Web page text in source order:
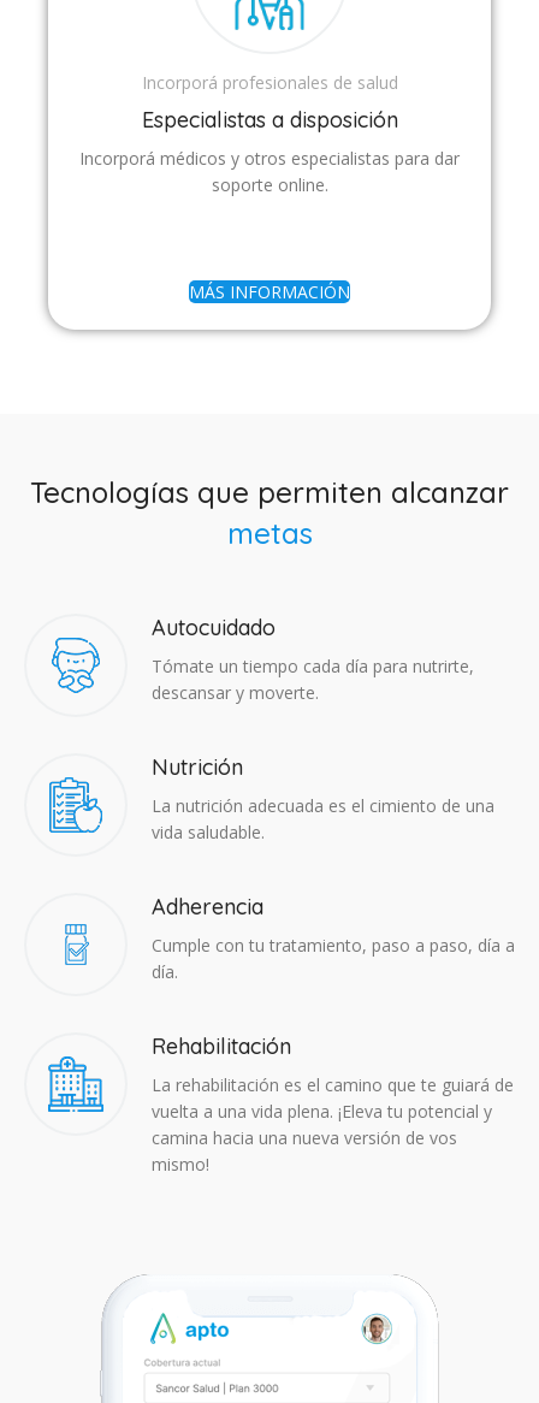
Incorporá profesionales de salud
Especialistas a disposición
Incorporá médicos y otros especialistas para dar
soporte online.
MÁS INFORMACIÓN
Tecnologías que permiten alcanzar
metas
Autocuidado
Tómate un tiempo cada día para nutrirte,
descansar y moverte.
Nutrición
La nutrición adecuada es el cimiento de una
vida saludable.
Adherencia​
Cumple con tu tratamiento, paso a paso, día a
día.
Rehabilitación
La rehabilitación es el camino que te guiará de
vuelta a una vida plena. ¡Eleva tu potencial y
camina hacia una nueva versión de vos
mismo!